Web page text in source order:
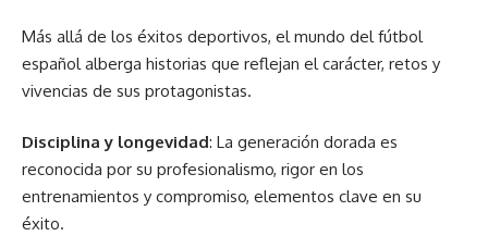
Más allá de los éxitos deportivos, el mundo del fútbol
español alberga historias que reflejan el carácter, retos y
vivencias de sus protagonistas.
Disciplina y longevidad: La generación dorada es
reconocida por su profesionalismo, rigor en los
entrenamientos y compromiso, elementos clave en su
éxito.